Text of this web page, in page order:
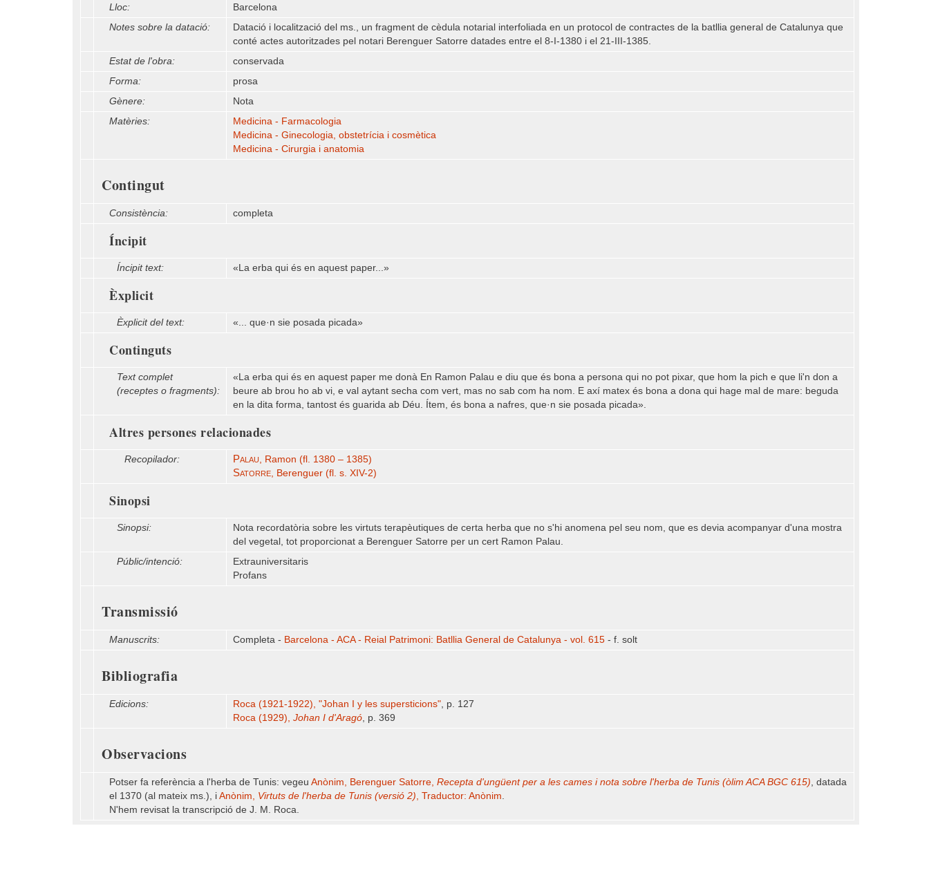
Lloc:
Barcelona
Notes sobre la datació:
Datació i localització del ms., un fragment de cèdula notarial interfoliada en un protocol de contractes de la batllia general de Catalunya que
conté actes autoritzades pel notari Berenguer Satorre datades entre el 8-I-1380 i el 21-III-1385.
Estat de l'obra:
conservada
Forma:
prosa
Gènere:
Nota
Matèries:
Medicina - Farmacologia
Medicina - Ginecologia, obstetrícia i cosmètica
Medicina - Cirurgia i anatomia
Contingut
Consistència: completa
Íncipit
Íncipit text: «La erba qui és en aquest paper...»
Èxplicit
Èxplicit del text: «... que·n sie posada picada»
Continguts
Text complet
(receptes o fragments):
«La erba qui és en aquest paper me donà En Ramon Palau e diu que és bona a persona qui no pot pixar, que hom la pich e que li'n don a
beure ab brou ho ab vi, e val aytant secha com vert, mas no sab com ha nom. E axí matex és bona a dona qui hage mal de mare: beguda
en la dita forma, tantost és guarida ab Déu. Ítem, és bona a nafres, que·n sie posada picada».
Altres persones relacionades
Recopilador: Palau, Ramon (fl. 1380 – 1385)
Satorre, Berenguer (fl. s. XIV-2)
Sinopsi
Sinopsi:
Nota recordatòria sobre les virtuts terapèutiques de certa herba que no s'hi anomena pel seu nom, que es devia acompanyar d'una mostra
del vegetal, tot proporcionat a Berenguer Satorre per un cert Ramon Palau.
Públic/intenció:
Extrauniversitaris
Profans
Transmissió
Manuscrits: Completa - Barcelona - ACA - Reial Patrimoni: Batllia General de Catalunya - vol. 615 - f. solt
Bibliografia
Edicions: Roca (1921-1922), "Johan I y les supersticions", p. 127
Roca (1929), Johan I d'Aragó, p. 369
Observacions
Potser fa referència a l'herba de Tunis: vegeu Anònim, Berenguer Satorre, Recepta d'ungüent per a les cames i nota sobre l'herba de Tunis (òlim ACA BGC 615), datada
el 1370 (al mateix ms.), i Anònim, Virtuts de l'herba de Tunis (versió 2), Traductor: Anònim.
N'hem revisat la transcripció de J. M. Roca.